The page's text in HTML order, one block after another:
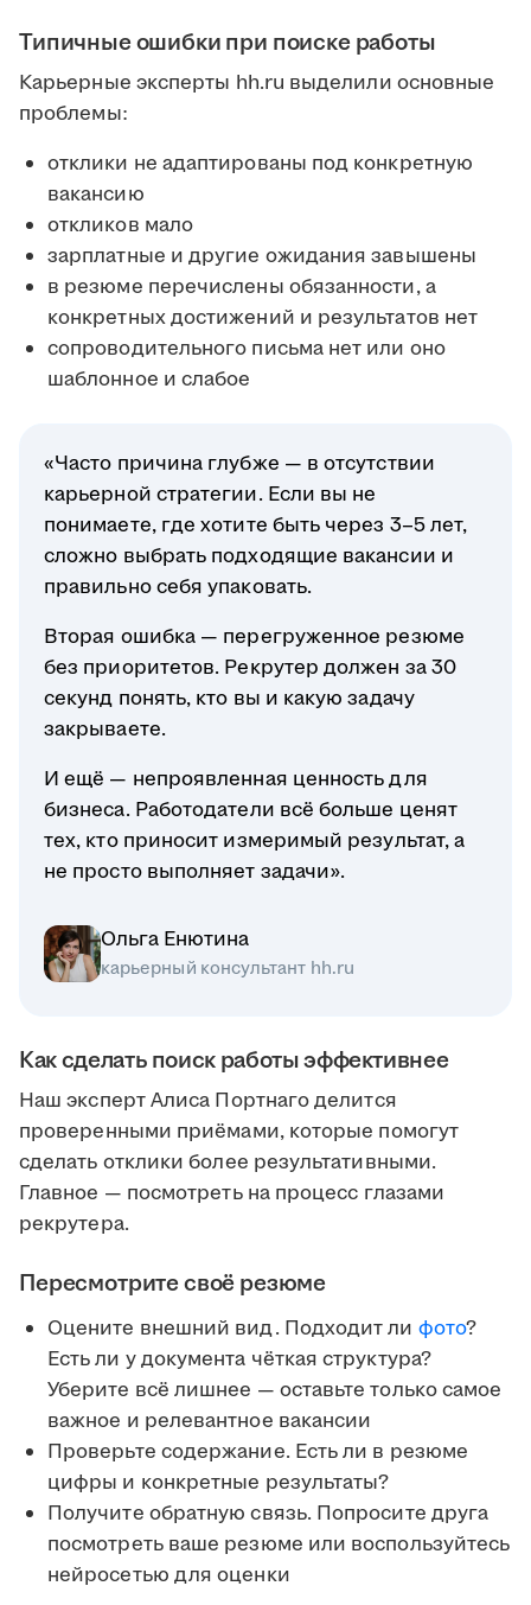
Типичные ошибки при поиске работы
Карьерные эксперты hh.ru выделили основные
проблемы:
отклики не адаптированы под конкретную
вакансию
откликов мало
зарплатные и другие ожидания завышены
в резюме перечислены обязанности, а
конкретных достижений и результатов нет
сопроводительного письма нет или оно
шаблонное и слабое
«Часто причина глубже — в отсутствии
карьерной стратегии. Если вы не
понимаете, где хотите быть через 3–5 лет,
сложно выбрать подходящие вакансии и
правильно себя упаковать.
Вторая ошибка — перегруженное резюме
без приоритетов. Рекрутер должен за 30
секунд понять, кто вы и какую задачу
закрываете.
И ещё — непроявленная ценность для
бизнеса. Работодатели всё больше ценят
тех, кто приносит измеримый результат, а
не просто выполняет задачи».
Ольга Енютина
карьерный консультант hh.ru
Как сделать поиск работы эффективнее
Наш эксперт Алиса Портнаго делится
проверенными приёмами, которые помогут
сделать отклики более результативными.
Главное — посмотреть на процесс глазами
рекрутера.
Пересмотрите своё резюме
Оцените внешний вид. Подходит ли фото?
Есть ли у документа чёткая структура?
Уберите всё лишнее — оставьте только самое
важное и релевантное вакансии
Проверьте содержание. Есть ли в резюме
цифры и конкретные результаты?
Получите обратную связь. Попросите друга
посмотреть ваше резюме или воспользуйтесь
нейросетью для оценки